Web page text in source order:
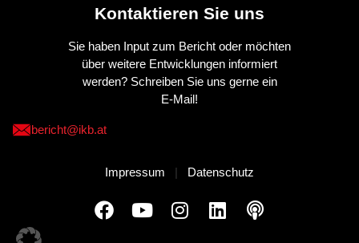
Kontaktieren Sie uns
Sie haben Input zum Bericht oder möchten
über weitere Entwicklungen informiert
werden? Schreiben Sie uns gerne ein
E-Mail!
bericht@ikb.at
Impressum | Datenschutz